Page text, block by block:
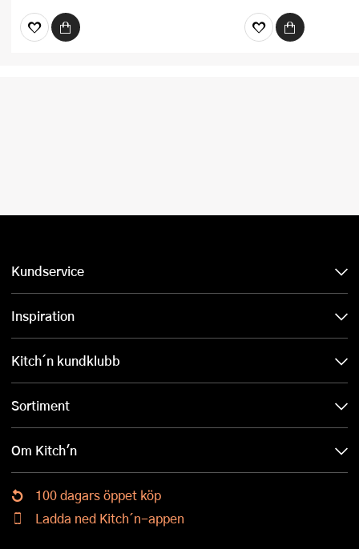
Kundservice
Inspiration
Kitch´n kundklubb
Sortiment
Om Kitch'n
100 dagars öppet köp
Ladda ned Kitch´n-appen